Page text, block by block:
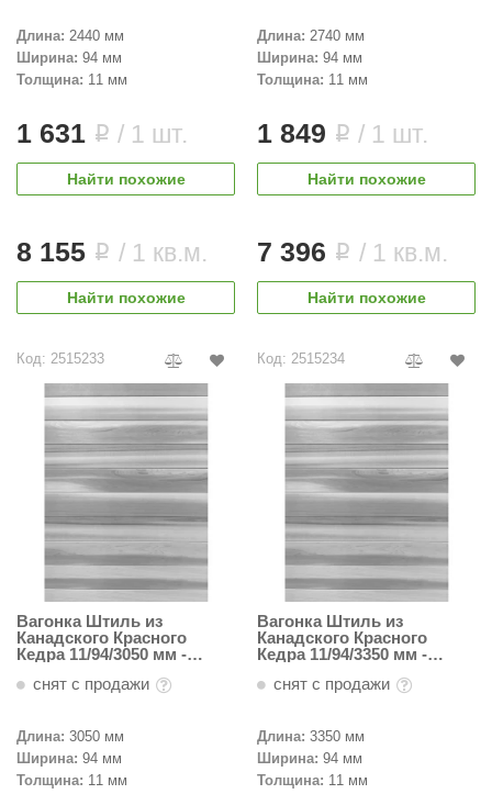
Длина: 2440 мм
Ширина: 94 мм
Толщина: 11 мм
1 631 i / 1 шт.
Найти похожие
8 155 i / 1 кв.м.
Найти похожие
Длина: 2740 мм
Ширина: 94 мм
Толщина: 11 мм
1 849 i / 1 шт.
Найти похожие
7 396 i / 1 кв.м.
Найти похожие
Код: 2515233
Вагонка Штиль из
Канадского Красного
Кедра 11/94/3050 мм -
снят с продажи
Длина: 3050 мм
Ширина: 94 мм
Толщина: 11 мм
Код: 2515234
Вагонка Штиль из
Канадского Красного
Кедра 11/94/3350 мм -
снят с продажи
Длина: 3350 мм
Ширина: 94 мм
Толщина: 11 мм